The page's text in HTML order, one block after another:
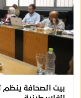
بيت الصحافة ينظم